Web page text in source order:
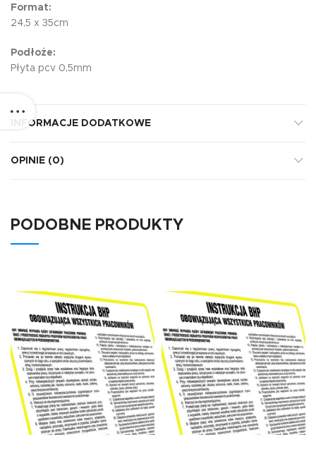
Format:
24,5 x 35cm
Podłoże:
Płyta pcv 0,5mm
INFORMACJE DODATKOWE
OPINIE (0)
PODOBNE PRODUKTY